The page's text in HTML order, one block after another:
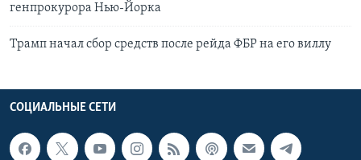
генпрокурора Нью-Йорка
Трамп начал сбор средств после рейда ФБР на его виллу
СОЦИАЛЬНЫЕ СЕТИ